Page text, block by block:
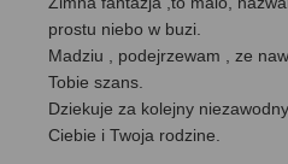
prostu niebo w buzi.
Madziu , podejrzewam , ze
Tobie szans.
Dziekuje za kolejny
Ciebie i Twoja rodzine.